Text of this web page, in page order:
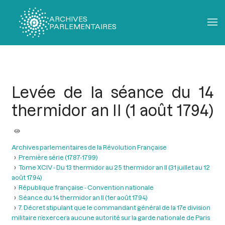
ARCHIVES
PARLEMENTAIRES
Levée de la séance du 14
thermidor an II (1 août 1794)
Archives parlementaires de la Révolution Française
Première série (1787-1799)
Tome XCIV - Du 13 thermidor au 25 thermidor an II (31 juillet au 12
août 1794)
République française - Convention nationale
Séance du 14 thermidor an II (1er août 1794)
7. Décret stipulant que le commandant général de la 17e division
militaire n’exercera aucune autorité sur la garde nationale de Paris